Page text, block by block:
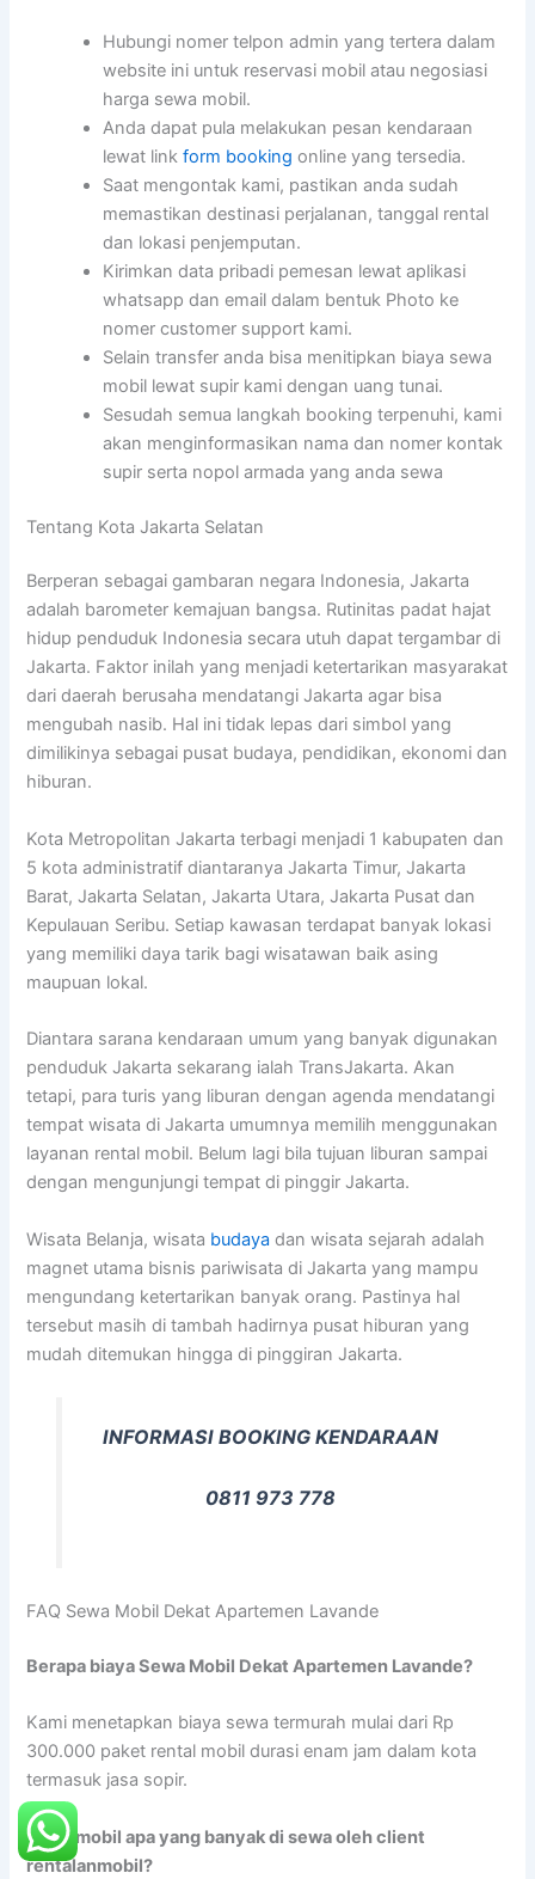
Hubungi nomer telpon admin yang tertera dalam
website ini untuk reservasi mobil atau negosiasi
harga sewa mobil.
Anda dapat pula melakukan pesan kendaraan
lewat linkform booking online yang tersedia.
Saat mengontak kami, pastikan anda sudah
memastikan destinasi perjalanan, tanggal rental
dan lokasi penjemputan.
Kirimkan data pribadi pemesan lewat aplikasi
whatsapp dan email dalam bentuk Photo ke
nomer customer support kami.
Selain transfer anda bisa menitipkan biaya sewa
mobil lewat supir kami dengan uang tunai.
Sesudah semua langkah booking terpenuhi, kami
akan menginformasikan nama dan nomer kontak
supir serta nopol armada yang anda sewa
Tentang Kota Jakarta Selatan
Berperan sebagai gambaran negara Indonesia, Jakarta
adalah barometer kemajuan bangsa. Rutinitas padat hajat
hidup penduduk Indonesia secara utuh dapat tergambar di
Jakarta. Faktor inilah yang menjadi ketertarikan masyarakat
dari daerah berusaha mendatangi Jakarta agar bisa
mengubah nasib. Hal ini tidak lepas dari simbol yang
dimilikinya sebagai pusat budaya, pendidikan, ekonomi dan
hiburan.
Kota Metropolitan Jakarta terbagi menjadi 1 kabupaten dan
5 kota administratif diantaranya Jakarta Timur, Jakarta
Barat, Jakarta Selatan, Jakarta Utara, Jakarta Pusat dan
Kepulauan Seribu. Setiap kawasan terdapat banyak lokasi
yang memiliki daya tarik bagi wisatawan baik asing
maupuan lokal.
Diantara sarana kendaraan umum yang banyak digunakan
penduduk Jakarta sekarang ialah TransJakarta. Akan
tetapi, para turis yang liburan dengan agenda mendatangi
tempat wisata di Jakarta umumnya memilih menggunakan
layanan rental mobil. Belum lagi bila tujuan liburan sampai
dengan mengunjungi tempat di pinggir Jakarta.
Wisata Belanja, wisata budaya dan wisata sejarah adalah
magnet utama bisnis pariwisata di Jakarta yang mampu
mengundang ketertarikan banyak orang. Pastinya hal
tersebut masih di tambah hadirnya pusat hiburan yang
mudah ditemukan hingga di pinggiran Jakarta.
INFORMASI BOOKING KENDARAAN
0811 973 778
FAQ Sewa Mobil Dekat Apartemen Lavande
Berapa biaya Sewa Mobil Dekat Apartemen Lavande?
Kami menetapkan biaya sewa termurah mulai dari Rp
300.000 paket rental mobil durasi enam jam dalam kota
termasuk jasa sopir.
Jenis mobil apa yang banyak di sewa oleh client
rentalanmobil?